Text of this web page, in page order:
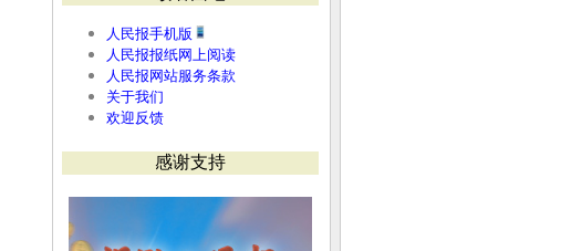
人民报手机版
人民报报纸网上阅读
人民报网站服务条款
关于我们
欢迎反馈
感谢支持